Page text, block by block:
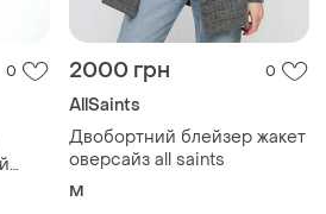
Двобортний блейзер жакет
оверсайз all saints
M